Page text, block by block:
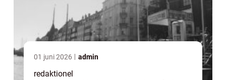
01 juni 2026 admin
redaktionel